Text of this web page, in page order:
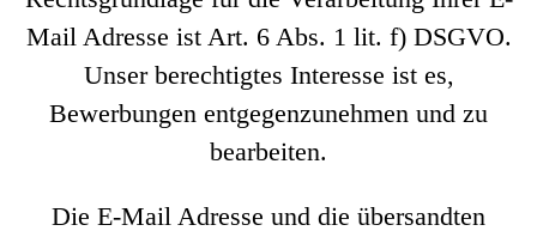
Mail Adresse ist Art. 6 Abs. 1 lit. f) DSGVO.
Unser berechtigtes Interesse ist es,
Bewerbungen entgegenzunehmen und zu
bearbeiten.
Die E-Mail Adresse und die übersandten